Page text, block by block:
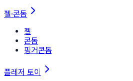
젤·콘돔
젤
콘돔
핑거콘돔
플레저 토이